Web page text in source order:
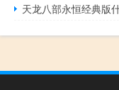
天龙八部永恒经典版